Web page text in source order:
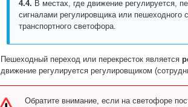
4.4. В местах, где движение регулируется,
сигналами регулировщика или пешеходного
транспортного светофора.
Пешеходный переход или перекресток является
движение регулируется регулировщиком
Обратите внимание, если на светофоре